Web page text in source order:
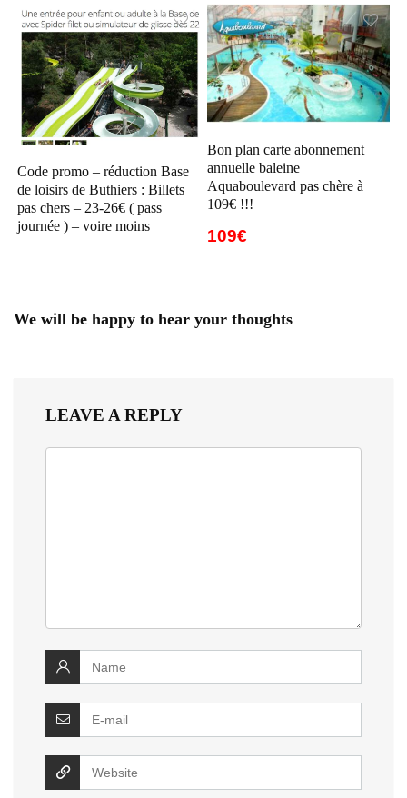
Code promo – réduction Base
de loisirs de Buthiers : Billets
pas chers – 23-26€ ( pass
journée ) – voire moins
Bon plan carte abonnement
annuelle baleine
Aquaboulevard pas chère à
109€ !!!
109€
We will be happy to hear your thoughts
LEAVE A REPLY